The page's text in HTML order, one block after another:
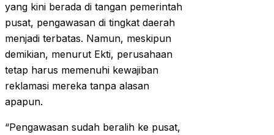
yang kini berada di tangan pemerintah
pusat, pengawasan di tingkat daerah
menjadi terbatas. Namun, meskipun
demikian, menurut Ekti, perusahaan
tetap harus memenuhi kewajiban
reklamasi mereka tanpa alasan
apapun.
“Pengawasan sudah beralih ke pusat,